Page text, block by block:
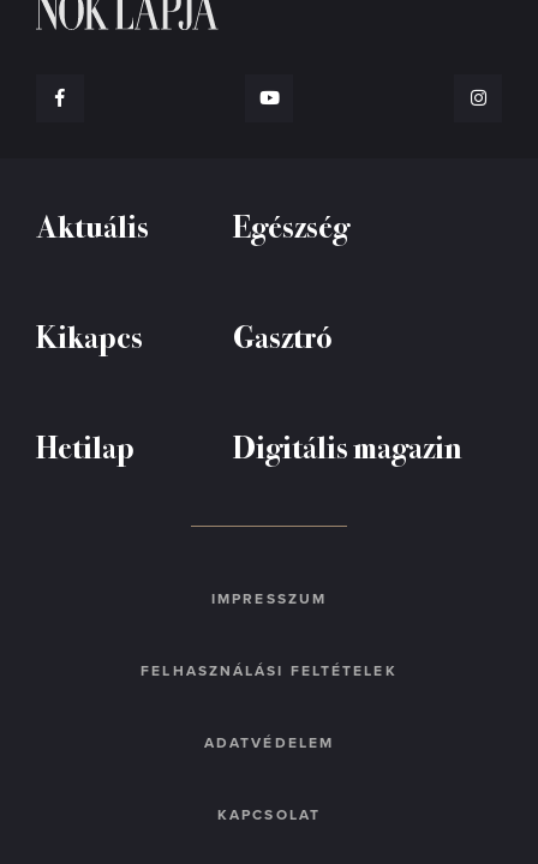
Aktuális Egészség
Kikapcs Gasztró
Hetilap Digitális magazin
IMPRESSZUM
FELHASZNÁLÁSI FELTÉTELEK
ADATVÉDELEM
KAPCSOLAT